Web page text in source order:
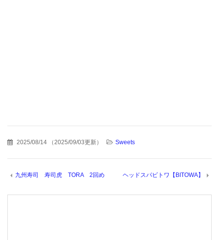
2025/08/14 （2025/09/03更新） Sweets
九州寿司 寿司虎 TORA 2回め ヘッドスパビトワ【BITOWA】